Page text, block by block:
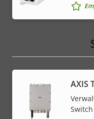
AXIS